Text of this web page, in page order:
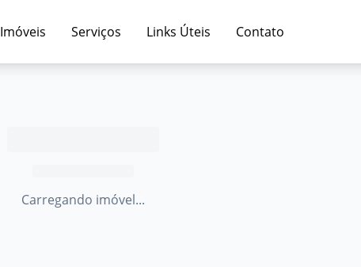
Imóveis Serviços Links Úteis Contato
Carregando imóvel...